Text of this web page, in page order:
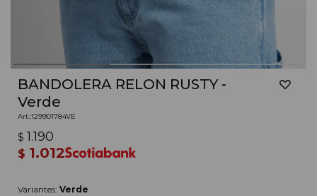
BANDOLERA RELON RUSTY -
Verde
129901784VE
$ 1.190
$ 1.012
Variantes: Verde